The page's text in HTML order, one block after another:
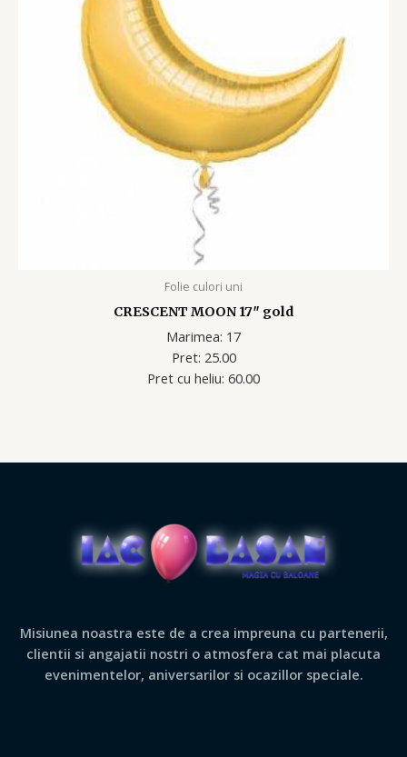
Folie culori uni
CRESCENT MOON 17″ gold
Marimea: 17
Pret: 25.00
Pret cu heliu: 60.00
Misiunea noastra este de a crea impreuna cu partenerii,
clientii si angajatii nostri o atmosfera cat mai placuta
evenimentelor, aniversarilor si ocazillor speciale.